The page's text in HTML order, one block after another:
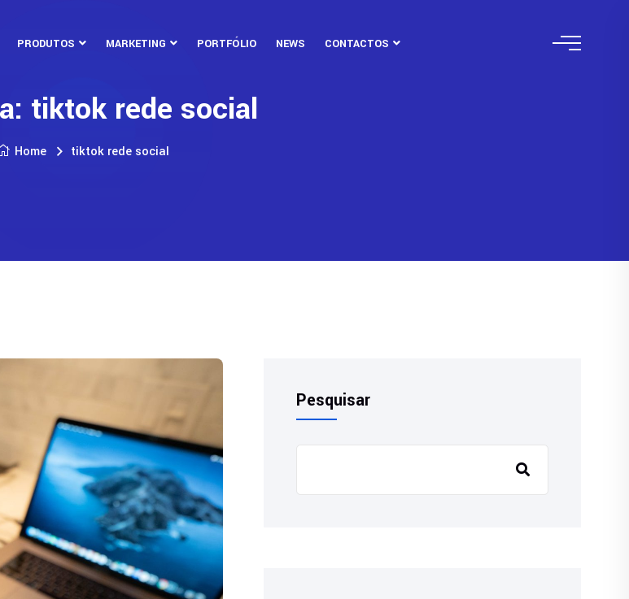
PRODUTOS MARKETING PORTFÓLIO NEWS CONTACTOS
tiktok rede social
Home tiktok rede social
Pesquisar